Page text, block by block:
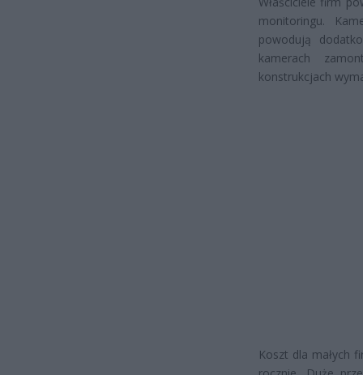
monitoringu.
powodują
kamerach
konstrukcjach
Koszt dla małych